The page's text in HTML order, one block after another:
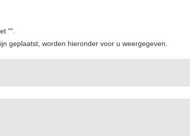
"".
geplaatst, worden hieronder voor u weergegeven.